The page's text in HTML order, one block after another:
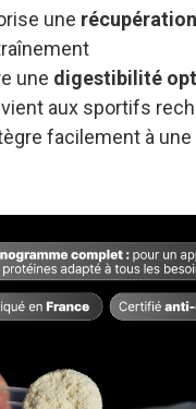
une
une digestibilité
aux sportifs
facilement à